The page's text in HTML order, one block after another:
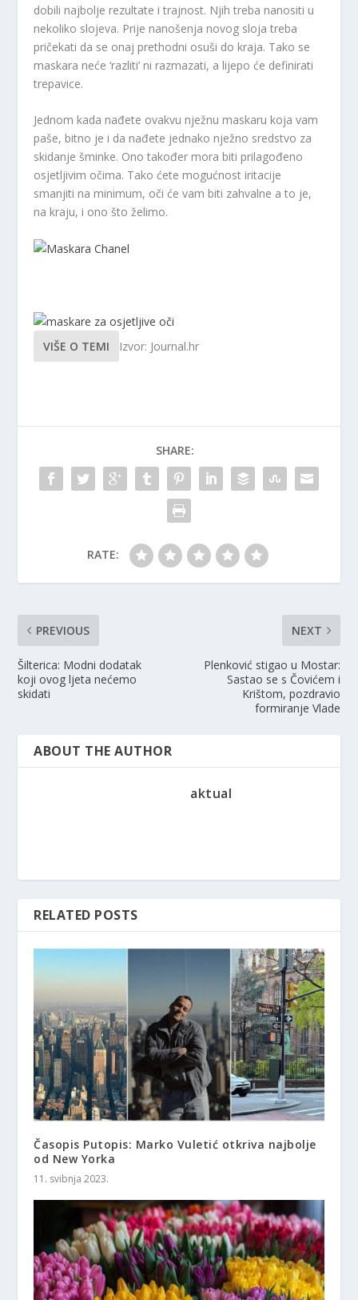
dobili najbolje rezultate i trajnost. Njih treba nanositi u
nekoliko slojeva. Prije nanošenja novog sloja treba
pričekati da se onaj prethodni osuši do kraja. Tako se
maskara neće ‘razliti’ ni razmazati, a lijepo će definirati
trepavice.
Jednom kada nađete ovakvu nježnu maskaru koja vam
paše, bitno je i da nađete jednako nježno sredstvo za
skidanje šminke. Ono također mora biti prilagođeno
osjetljivim očima. Tako ćete mogućnost iritacije
smanjiti na minimum, oči će vam biti zahvalne a to je,
na kraju, i ono što želimo.
VIŠE O TEMI Izvor: Journal.hr
SHARE:
RATE:
PREVIOUS
Šilterica: Modni dodatak
koji ovog ljeta nećemo
skidati
NEXT
Plenković stigao u Mostar:
Sastao se s Čovićem i
Krištom, pozdravio
formiranje Vlade
ABOUT THE AUTHOR
aktual
RELATED POSTS
Časopis Putopis: Marko Vuletić otkriva najbolje
od New Yorka
11. svibnja 2023.